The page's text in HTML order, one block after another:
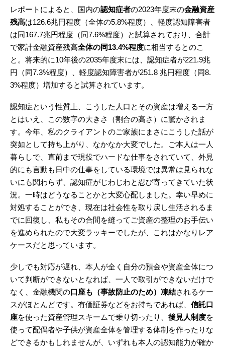
レポートによると、国内の認知症者の2023年度末の金融資産
残高は126.6兆円程度（全体の5.8%程度）、軽度認知障害者
は同167.7兆円程度（同7.6%程度）と試算されており、合計
で家計金融資産残高全体の同13.4%程度に相当するとのこ
と。将来的に10年後の2035年度末には、認知症者が221.9兆
円（同7.3%程度）、軽度認知障害者が251.8 兆円程度（同8.
3%程度）増加すると試算されています。
認知症という性質上、こうした人口とその資産は増える一方
とはいえ、この数字の大きさ（割合の高さ）に驚かされま
す。今年、私のクライアントのご家族にまさにこうした話が
突如として持ち上がり、なかなか大変でした。ご本人は一人
暮らしで、直前まで現役でハードな仕事をされていて、外見
的にも言動も日中の仕事をしている環境では異常は見られな
いにも関わらず、認知症がじわじわと忍び寄ってきていた状
況。一時はどうなることかと大変心配しました。幸い早めに
対処することができ、現在は社会性を取り戻し生活されるま
でに回復し、私もその合間を縫ってご資産の整理のお手伝い
を進められたので大変ラッキーでしたが、これはかなりレア
ケースだと思っています。
少しでも対応が遅れ、本人が全く自分の預金や資産全体につ
いて判断ができないとなれば、一人で取引ができないだけで
なく、金融機関の口座も（事故防止のため）凍結されるケー
スがほとんどです。有価証券などをお持ちであれば、 信託口
座を使った資産管理スキームで乗り切ったり、 後見人制度を
使って配偶者や子供が資産全体を管理する体制を作ったりな
どできるかもしれませんが、いずれも本人の認知能力が確か